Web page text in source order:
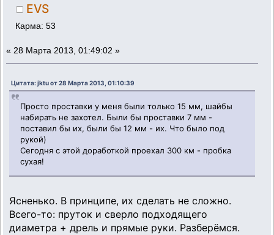
EVS
Карма: 53
« 28 Марта 2013, 01:49:02 »
Цитата: jktu от 28 Марта 2013, 01:10:39
Просто проставки у меня были только 15 мм, шайбы
набирать не захотел. Были бы проставки 7 мм -
поставил бы их, были бы 12 мм - их. Что было под
рукой)
Сегодня с этой доработкой проехал 300 км - пробка
сухая!
Ясненько. В принципе, их сделать не сложно.
Всего-то: пруток и сверло подходящего
диаметра + дрель и прямые руки. Разберёмся.